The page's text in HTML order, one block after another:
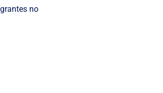
no